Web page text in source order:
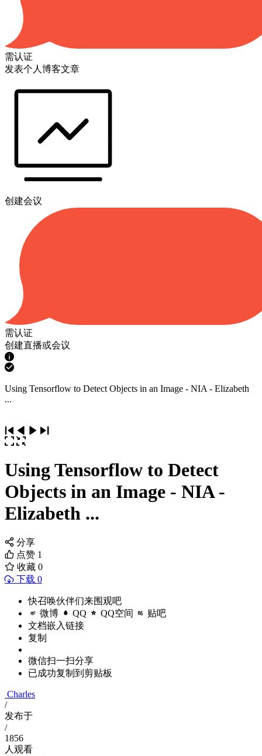
需认证
发表个人博客文章
创建会议
需认证
创建直播或会议
Using Tensorflow to Detect Objects in an Image - NIA - Elizabeth
...
Using Tensorflow to Detect
Objects in an Image - NIA -
Elizabeth ...
分享
点赞 1
收藏 0
下载 0
快召唤伙伴们来围观吧
微博 QQ QQ空间 贴吧
文档嵌入链接
复制
微信扫一扫分享
已成功复制到剪贴板
Charles
/
发布于
/
1856
人观看